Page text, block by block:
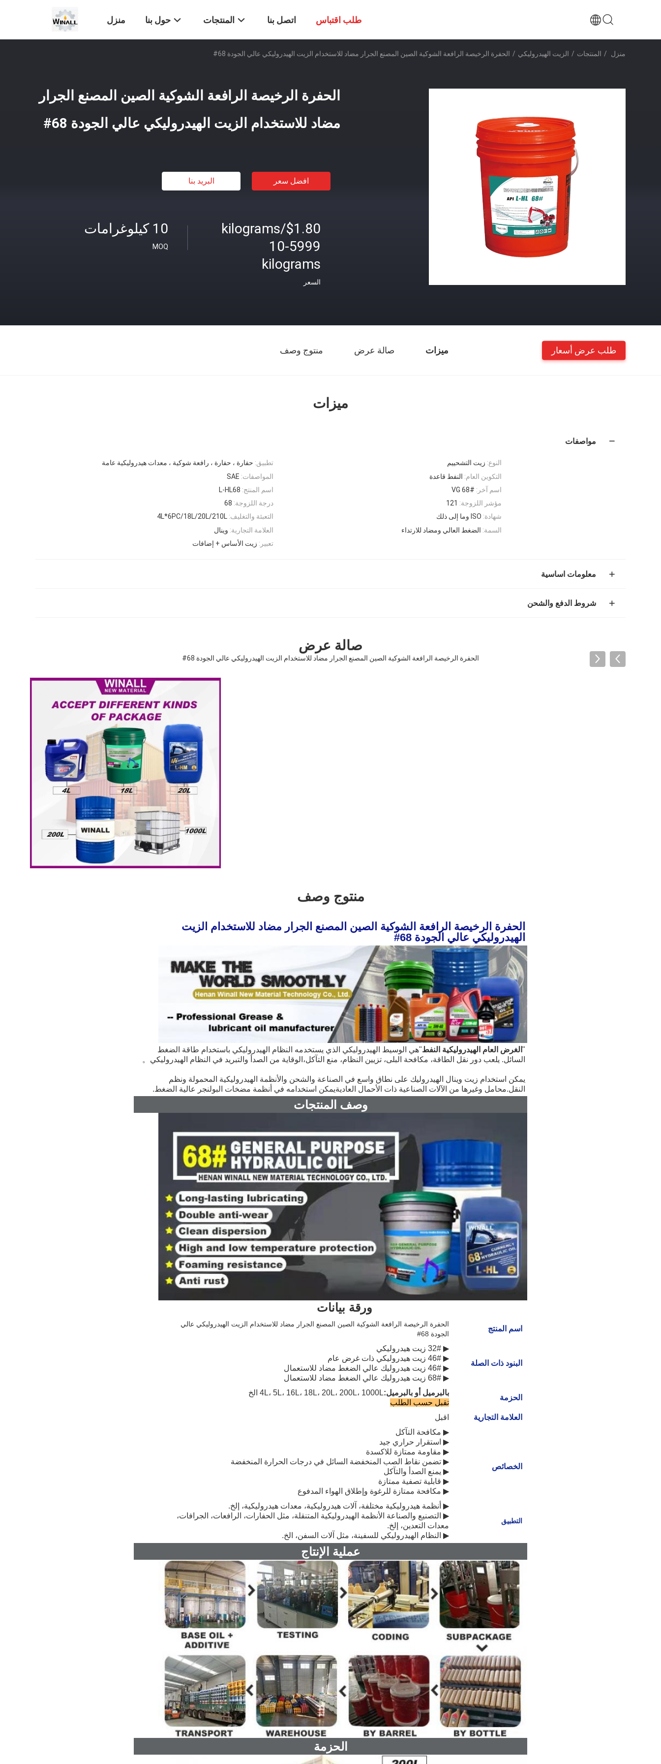
منزل حول بنا المنتجات اتصل بنا طلب اقتباس
منزل / المنتجات / الزيت الهيدروليكي / الحفرة الرخيصة الرافعة الشوكية الصين المصنع الجرار مضاد للاستخدام الزيت الهيدروليكي عالي الجودة 68#
الحفرة الرخيصة الرافعة الشوكية الصين المصنع الجرار
مضاد للاستخدام الزيت الهيدروليكي عالي الجودة 68#
افضل سعر البريد بنا
10 كيلوغرامات
MOQ
$1.80/kilograms
10-5999
kilograms
السعر
ميزات صالة عرض منتوج وصف طلب عرض أسعار
ميزات
مواصفات
تطبيق: حفارة ، حفارة ، رافعة شوكية ، معدات هيدروليكية عامة النوع: زيت التشحييم
المواصفات: SAE التكوين العام: النفط قاعدة
اسم المنتج: L-HL68 اسم آخر: VG 68#
درجة اللزوجة: 68 مؤشر اللزوجة: 121
التعبئة والتغليف: 4L*6PC/18L/20L/210L شهادة: ISO وما إلى ذلك
العلامة التجارية: وينال السمة: الضغط العالي ومضاد للارتداء
تعبير: زيت الأساس + إضافات
معلومات اساسية
شروط الدفع والشحن
صالة عرض
الحفرة الرخيصة الرافعة الشوكية الصين المصنع الجرار مضاد للاستخدام الزيت الهيدروليكي عالي الجودة 68#
منتوج وصف
الهيدروليكي عالي الجودة 68#
" الغرض العام الهيدروليكية النفط"
السائل. يلعب دور نقل الطاقة، مكافحة البلى، تزيين النظام، منع التآكل،الوقاية من الصدأ والتبريد في النظام الهيدروليكي。
النقل.محامل وغيرها من الآلات الصناعية ذات الأحمال العاديةيمكن استخدامه في أنظمة مضخات البولنجر عالية الضغط.
وصف المنتجات
ورقة بيانات
اسم المنتج
الحفرة الرخيصة الرافعة الشوكية الصين المصنع الجرار مضاد للاستخدام الزيت الهيدروليكي عالي
الجودة 68#
البنود ذات الصلة
▶ 32# زيت هيدروليكي
▶ 46# زيت هيدروليكي ذات غرض عام
▶ 46# زيت هيدروليك عالي الضغط مضاد للاستعمال
▶ 68# زيت هيدروليك عالي الضغط مضاد للاستعمال
الحزمة
بالبرميل أو بالبرميل:4L، 5L، 16L، 18L، 20L، 200L، 1000L الخ
تقبل حسب الطلب
العلامة التجارية
اقبل
الخصائص
▶ مكافحة التآكل
▶ استقرار حراري جيد
▶ مقاومة ممتازة للاكسدة
▶ تضمن نقاط الصب المنخفضة السائل في درجات الحرارة المنخفضة
▶ يمنع الصدأ والتآكل
▶ قابلية تصفية ممتازة
▶ مكافحة ممتازة للرغوة وإطلاق الهواء المدفوع
التطبيق
▶ أنظمة هيدروليكية مختلفة، آلات هيدروليكية، معدات هيدروليكية، إلخ.
▶ التصنيع والصناعة الأنظمة الهيدروليكية المتنقلة، مثل الحفارات، الرافعات، الجرافات،
معدات التعدين، إلخ.
▶ النظام الهيدروليكي للسفينة، مثل آلات السفن، الخ.
عملية الإنتاج
الحزمة